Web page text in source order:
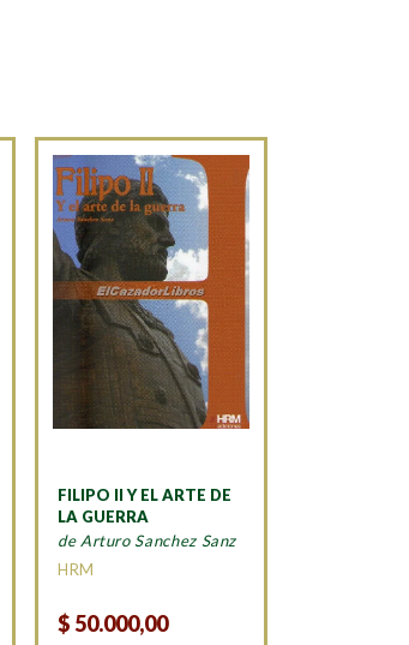
FILIPO II Y EL ARTE DE
LA GUERRA
de Arturo Sanchez Sanz
HRM
$ 50.000,00